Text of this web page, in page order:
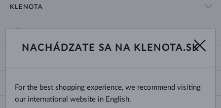
KLENOTA
O NÁS
DODANIE A PLATBA ZA TOVAR
VÝBER SVADOBNÝCH OBRÚČOK
CERTIFIKÁTY PRAVOSTI
TYPY A DĹŽKY RETIAZOK
DĹŽKY NÁRAMKOV
Slovensko
NACHÁDZATE SA NA KLENOTA.SK
For the best shopping experience, we recommend visiting
our international website in English.